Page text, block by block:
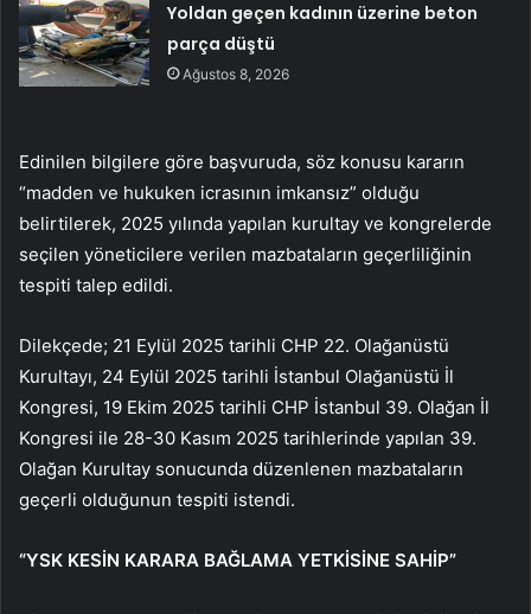
Yoldan geçen kadının üzerine beton
parça düştü
Ağustos 8, 2026
Edinilen bilgilere göre başvuruda, söz konusu kararın
“madden ve hukuken icrasının imkansız” olduğu
belirtilerek, 2025 yılında yapılan kurultay ve kongrelerde
seçilen yöneticilere verilen mazbataların geçerliliğinin
tespiti talep edildi.
Dilekçede; 21 Eylül 2025 tarihli CHP 22. Olağanüstü
Kurultayı, 24 Eylül 2025 tarihli İstanbul Olağanüstü İl
Kongresi, 19 Ekim 2025 tarihli CHP İstanbul 39. Olağan İl
Kongresi ile 28-30 Kasım 2025 tarihlerinde yapılan 39.
Olağan Kurultay sonucunda düzenlenen mazbataların
geçerli olduğunun tespiti istendi.
“YSK KESİN KARARA BAĞLAMA YETKİSİNE SAHİP”